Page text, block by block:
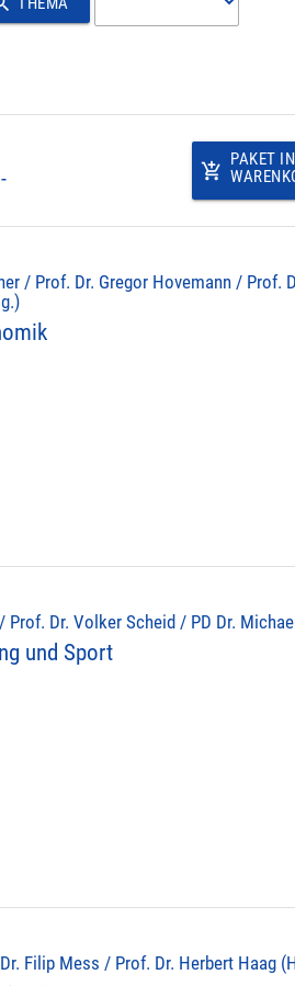
add_shopping_cart
PAKET
/ Prof. Dr. Gregor Hovemann / Prof.
Prof. Dr. Volker Scheid / PD Dr.
und Sport
Filip Mess / Prof. Dr. Herbert Haag